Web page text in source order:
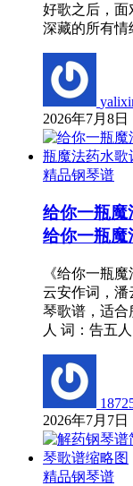
好歌之后，面
深藏的所有
2026年7月8日
精品钢琴谱
给你一瓶魔
给你一瓶魔
《给你一瓶
云安作词，潘
琴歌谱，适合
人 词：告五
2026年7月7日
精品钢琴谱